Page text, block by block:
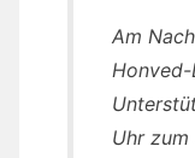
Am
Uhr